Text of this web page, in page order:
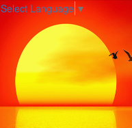
Select Language ▼